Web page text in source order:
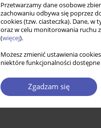
Przetwarzamy dane osobowe
zachowaniu odbywa się poprzez
cookies (tzw. ciasteczka). Dane, w
oraz w celu monitorowania ruchu
(więcej).
Możesz zmienić ustawienia
niektóre funkcjonalności
Zgadzam się